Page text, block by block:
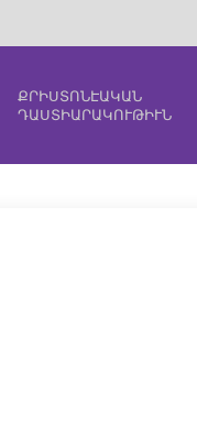
ՔՐԻՍՏՈՆԷԱԿԱՆ
ԴԱՍՏԻԱՐԱԿՈՒԹԻՒՆ